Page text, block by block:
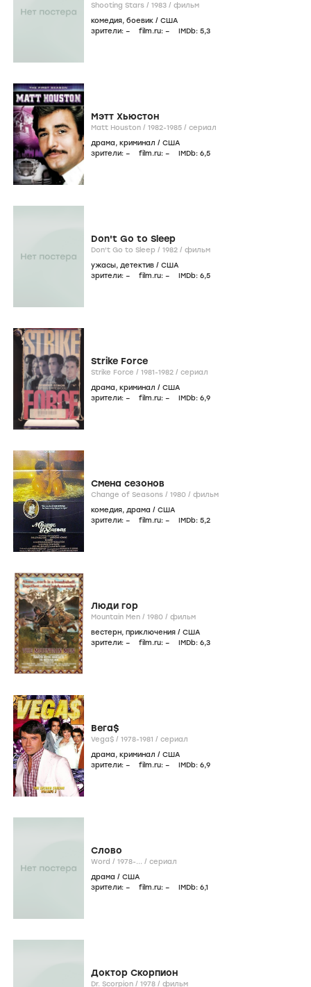
Shooting Stars / 1983 / фильм
комедия, боевик / США
зрители: – film.ru: – IMDb: 5,3
Мэтт Хьюстон
Matt Houston / 1982-1985 / сериал
драма, криминал / США
зрители: – film.ru: – IMDb: 6,5
Don't Go to Sleep
Don't Go to Sleep / 1982 / фильм
ужасы, детектив / США
зрители: – film.ru: – IMDb: 6,5
Strike Force
Strike Force / 1981-1982 / сериал
драма, криминал / США
зрители: – film.ru: – IMDb: 6,9
Смена сезонов
Change of Seasons / 1980 / фильм
комедия, драма / США
зрители: – film.ru: – IMDb: 5,2
Люди гор
Mountain Men / 1980 / фильм
вестерн, приключения / США
зрители: – film.ru: – IMDb: 6,3
Вега$
Vega$ / 1978-1981 / сериал
драма, криминал / США
зрители: – film.ru: – IMDb: 6,9
Слово
Word / 1978-... / сериал
драма / США
зрители: – film.ru: – IMDb: 6,1
Доктор Скорпион
Dr. Scorpion / 1978 / фильм